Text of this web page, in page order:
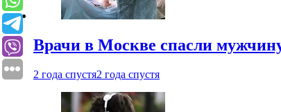
Врачи в Москве спасли
2 года спустя2 года спустя